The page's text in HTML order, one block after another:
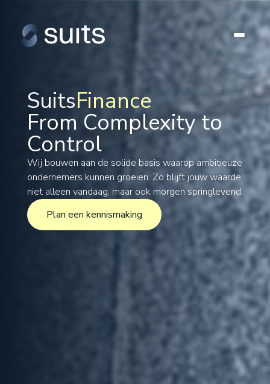
SuitsFinance
Tax
Legal
Formations
International
Projects
From Complexity to
Control
Wij bouwen aan de solide basis waarop ambitieuze
ondernemers kunnen groeien. Zo blijft jouw waarde
niet alleen vandaag, maar ook morgen springlevend.
Plan een kennismaking